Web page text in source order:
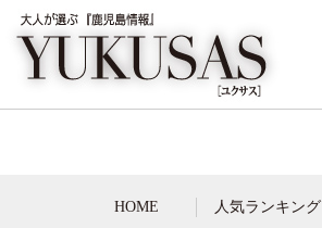
HOME 人気ランキング